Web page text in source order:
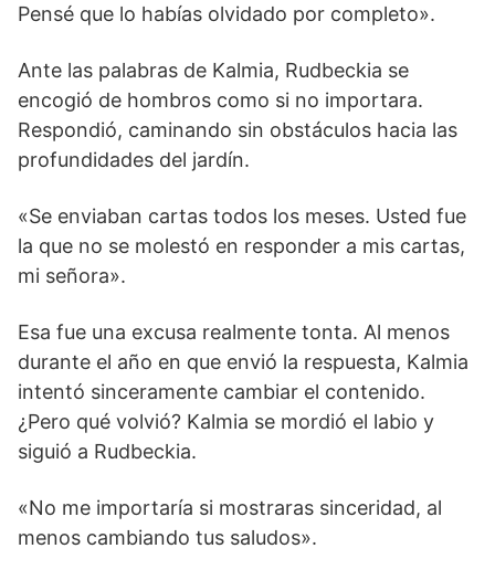
Pensé que lo habías olvidado por completo».
Ante las palabras de Kalmia, Rudbeckia se
encogió de hombros como si no importara.
Respondió, caminando sin obstáculos hacia las
profundidades del jardín.
«Se enviaban cartas todos los meses. Usted fue
la que no se molestó en responder a mis cartas,
mi señora».
Esa fue una excusa realmente tonta. Al menos
durante el año en que envió la respuesta, Kalmia
intentó sinceramente cambiar el contenido.
¿Pero qué volvió? Kalmia se mordió el labio y
siguió a Rudbeckia.
«No me importaría si mostraras sinceridad, al
menos cambiando tus saludos».